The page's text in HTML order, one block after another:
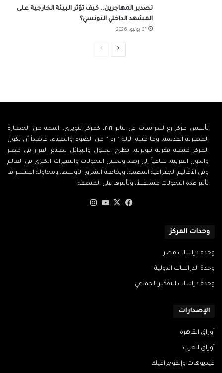
تصدير المهاجرين.. كيف تؤثر البيئة الخارجية على
المشهد الداخلي التونسي؟
31 يوليو، 2026
الصفحةالصفحة
تأسس مركز رع للدراسات في يناير ٢٠٢١، كمركز تنويري، اسمه من الحضارة
المصرية القديمة، وما مثله الإله ” رع ” من الضوء والضياء، قاصداً أن يكون
المركز منصة فكرية تنويرية، تطرح الحلول والبدائل لصناع القرار في مصر
والدول العربية، ساعياً إلى رصد وتحليل التحولات والتغيرات الكبرى في العالم
وفي الأقاليم الجغرافية المهمة، وبخاصة الشرق الأوسط، ومحاولة استشراف
تأثير هذه التحولات مستقبلاً، وتأثيرها على المنطقة.
فيسبوك
‫X
‫YouTube
وحدات المركز
وحدة دراسات مصر
وحدة الدراسات الدولية
وحدة دراسات التفكير الجماعي
الإصدارات
أوراق القاهرة
أوراق العرب
فيديوهات وإنفوجرافيك